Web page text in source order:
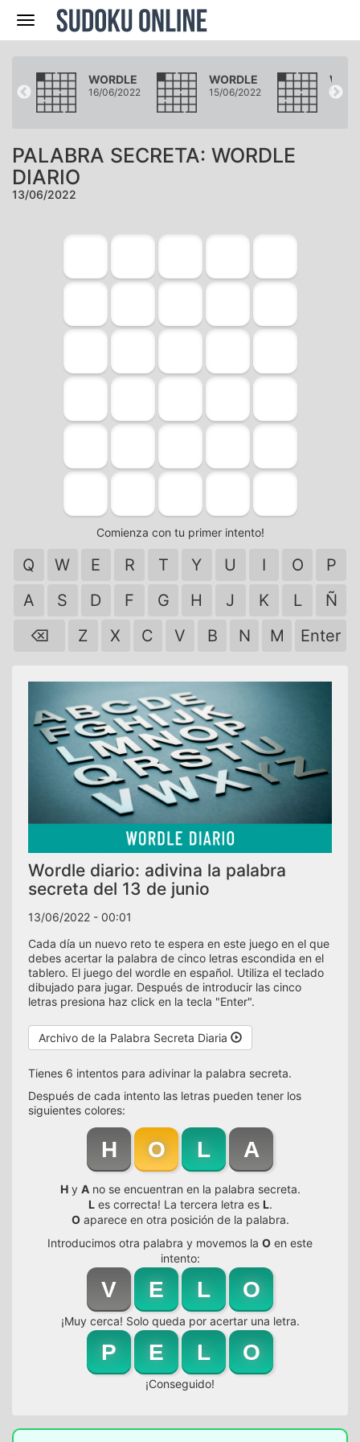
Navegación
WORDLE
16/06/2022
WORDLE
15/06/2022 14/
PALABRA SECRETA: WORDLE
DIARIO
13/06/2022
Comienza con tu primer intento!
Q W E R T Y U I O
P
A
S D F G H J K L
Ñ
⌫
Z X C V B N M Enter
Wordle diario: adivina la palabra
secreta del 13 de junio
13/06/2022 - 00:01
Cada día un nuevo reto te espera en este juego en el que
debes acertar la palabra de cinco letras escondida en el
tablero. El juego del wordle en español. Utiliza el teclado
dibujado para jugar. Después de introducir las cinco
letras presiona haz click en la tecla "Enter".
Archivo de la Palabra Secreta Diaria
Tienes 6 intentos para adivinar la palabra secreta.
Después de cada intento las letras pueden tener los
siguientes colores:
H O L A
Hy Ano se encuentran en la palabra secreta.
Les correcta! La tercera letra es L.
Oaparece en otra posición de la palabra.
Introducimos otra palabra y movemos la O en este
intento:
V E L O
¡Muy cerca! Solo queda por acertar una letra.
P E L O
¡Conseguido!